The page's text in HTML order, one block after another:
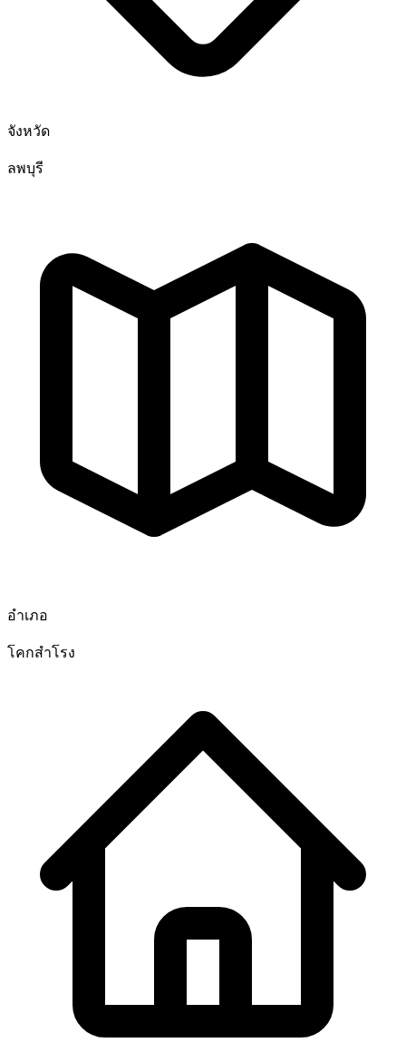
จังหวัด
ลพบุรี
อำเภอ
โคกสำโรง